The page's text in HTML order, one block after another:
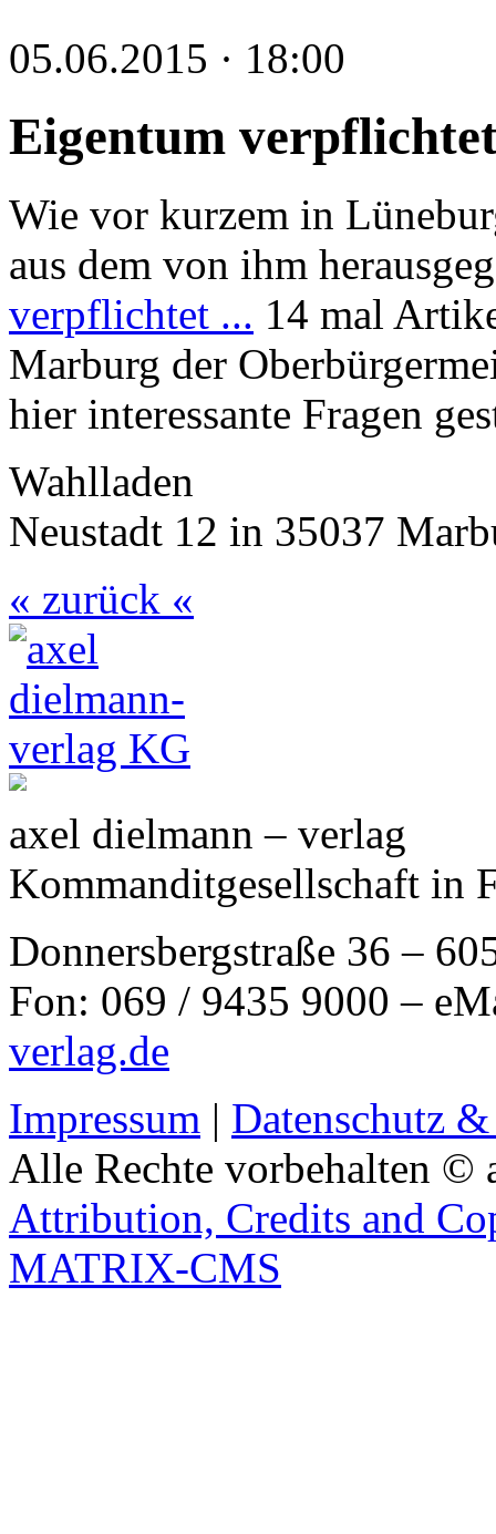
05.06.2015 · 18:00
Eigentum
Wie vor kurzem in
aus dem von ihm
verpflichtet ... 14 mal
Marburg der
hier interessante Fragen
Wahlladen
Neustadt 12 in 35037
« zurück «
axel dielmann – verlag
Kommanditgesellschaft in
Donnersbergstraße 36 –
Fon: 069 / 9435 9000 –
verlag.de
Impressum | Datenschutz
Alle Rechte vorbehalten ©
Attribution, Credits and
MATRIX-CMS